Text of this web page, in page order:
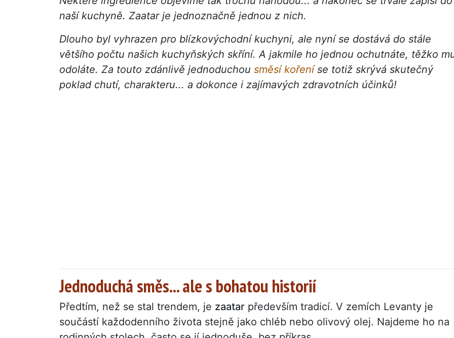
naší kuchyně. Zaatar je jednoznačně jednou z nich.
Dlouho byl vyhrazen pro blízkovýchodní kuchyni, ale nyní se dostává do stále
většího počtu našich kuchyňských skříní. A jakmile ho jednou ochutnáte, těžko
odoláte. Za touto zdánlivě jednoduchou směsí kořeníse totiž skrývá skutečný
poklad chutí, charakteru... a dokonce i zajímavých zdravotních účinků!
Jednoduchá směs... ale s bohatou historií
Předtím, než se stal trendem, je zaatar především tradicí. V zemích Levanty je
součástí každodenního života stejně jako chléb nebo olivový olej. Najdeme ho na